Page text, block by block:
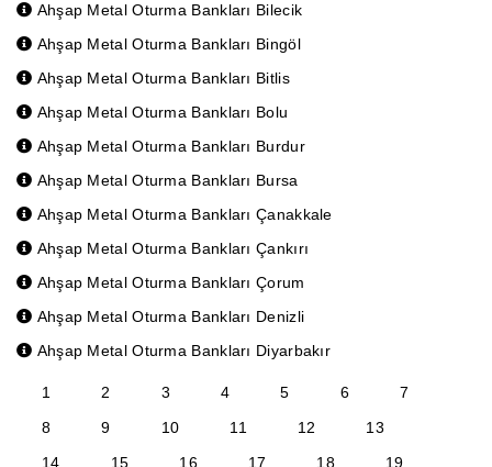
Ahşap Metal Oturma Bankları Bilecik
Ahşap Metal Oturma Bankları Bingöl
Ahşap Metal Oturma Bankları Bitlis
Ahşap Metal Oturma Bankları Bolu
Ahşap Metal Oturma Bankları Burdur
Ahşap Metal Oturma Bankları Bursa
Ahşap Metal Oturma Bankları Çanakkale
Ahşap Metal Oturma Bankları Çankırı
Ahşap Metal Oturma Bankları Çorum
Ahşap Metal Oturma Bankları Denizli
Ahşap Metal Oturma Bankları Diyarbakır
1 2 3 4 5 6
7
8
9 10 11 12
13
14
15 16 17 18
19